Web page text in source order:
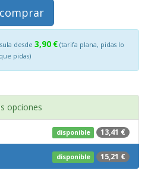
comprar
desde 3,90 € (tarifa plana, pidas lo
que pidas)
opciones
disponible 13,41 €
disponible 15,21 €